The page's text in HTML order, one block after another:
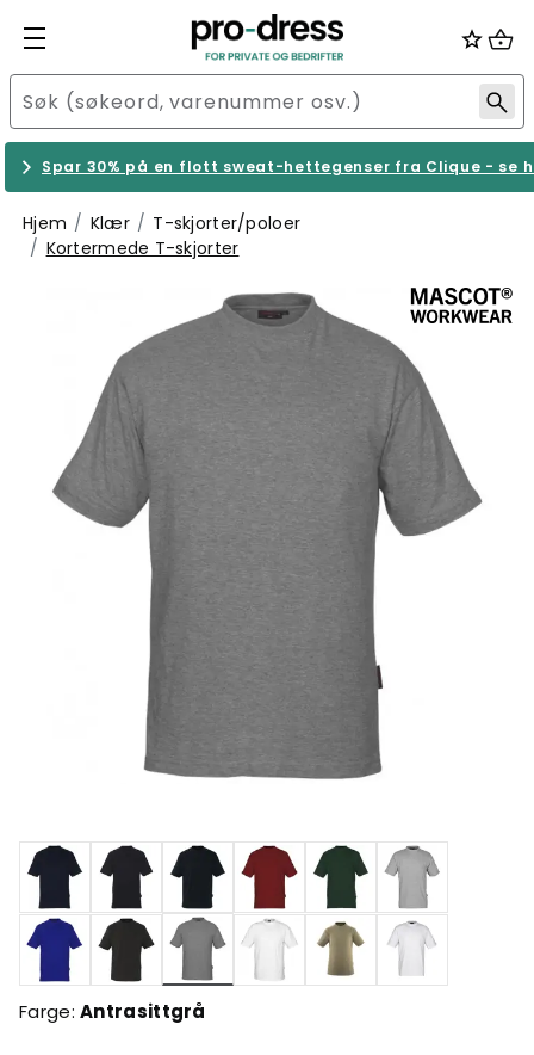
Spar 30% på en flott sweat-hettegenser fra Clique - se
Hjem Klær
T-skjorter/poloer
Kortermede T-skjorter
valgte
Farge:Antrasittgrå